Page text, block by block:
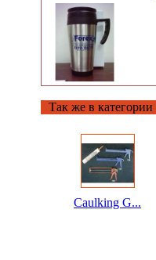
Так же в категории
Caulking G...